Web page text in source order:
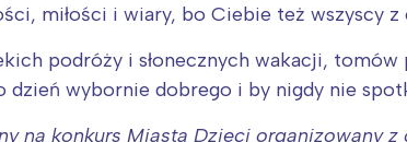
miłości i wiary, bo Ciebie też wszyscy z
podróży i słonecznych wakacji,
dzień wybornie dobrego i by nigdy nie
na konkurs Miasta Dzieci organizowany